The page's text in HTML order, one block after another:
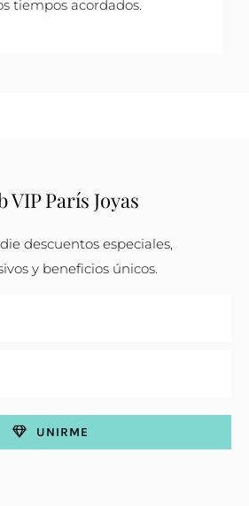
tiempos acordados.
VIP París Joyas
descuentos especiales,
y beneficios únicos.
UNIRME